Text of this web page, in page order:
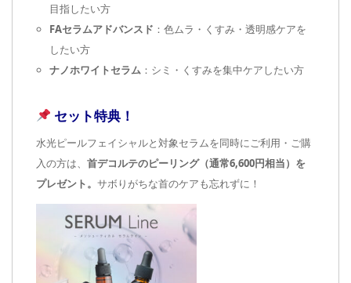
目指したい方
FAセラムアドバンスド ：色ムラ・くすみ・透明感ケアを
したい方
ナノホワイトセラム：シミ・くすみを集中ケアしたい方
セット特典！
水光ピールフェイシャルと対象セラムを同時にご利用・ご購
入の方は、 首デコルテのピーリング（通常6,600円相当）を
プレゼント。 サボりがちな首のケアも忘れずに！